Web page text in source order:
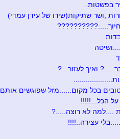
בפשטות.
,ושר שתיקות(שירו של עידן עמדי)
ואיך לעזור...?
בכל מקום......מזל שפוגשים אותם.
על הכל...!!!!!
....למה לא רוצה.....?
עצירה..!!!!